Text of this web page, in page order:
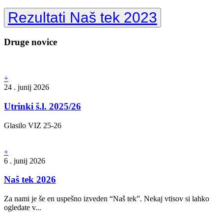
Rezultati Naš tek 2023
Druge novice
+
24 . junij 2026
Utrinki š.l. 2025/26
Glasilo VIZ 25-26
+
6 . junij 2026
Naš tek 2026
Za nami je še en uspešno izveden “Naš tek”. Nekaj vtisov si lahko
ogledate v...